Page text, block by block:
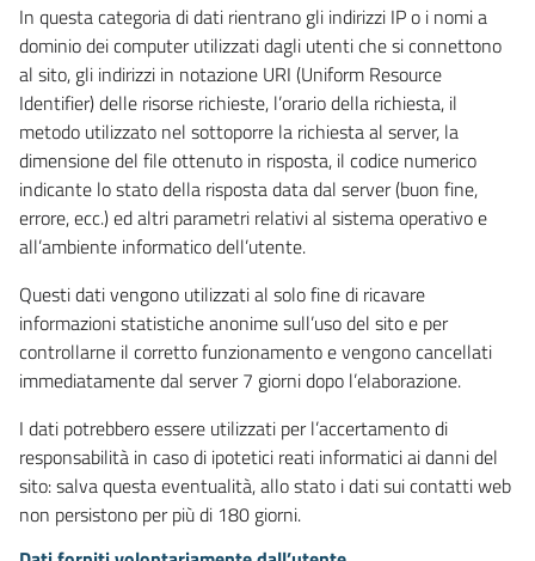
In questa categoria di dati rientrano gli indirizzi IP o i nomi a
dominio dei computer utilizzati dagli utenti che si connettono
al sito, gli indirizzi in notazione URI (Uniform Resource
Identifier) delle risorse richieste, l’orario della richiesta, il
metodo utilizzato nel sottoporre la richiesta al server, la
dimensione del file ottenuto in risposta, il codice numerico
indicante lo stato della risposta data dal server (buon fine,
errore, ecc.) ed altri parametri relativi al sistema operativo e
all’ambiente informatico dell’utente.
Questi dati vengono utilizzati al solo fine di ricavare
informazioni statistiche anonime sull’uso del sito e per
controllarne il corretto funzionamento e vengono cancellati
immediatamente dal server 7 giorni dopo l’elaborazione.
I dati potrebbero essere utilizzati per l’accertamento di
responsabilità in caso di ipotetici reati informatici ai danni del
sito: salva questa eventualità, allo stato i dati sui contatti web
non persistono per più di 180 giorni.